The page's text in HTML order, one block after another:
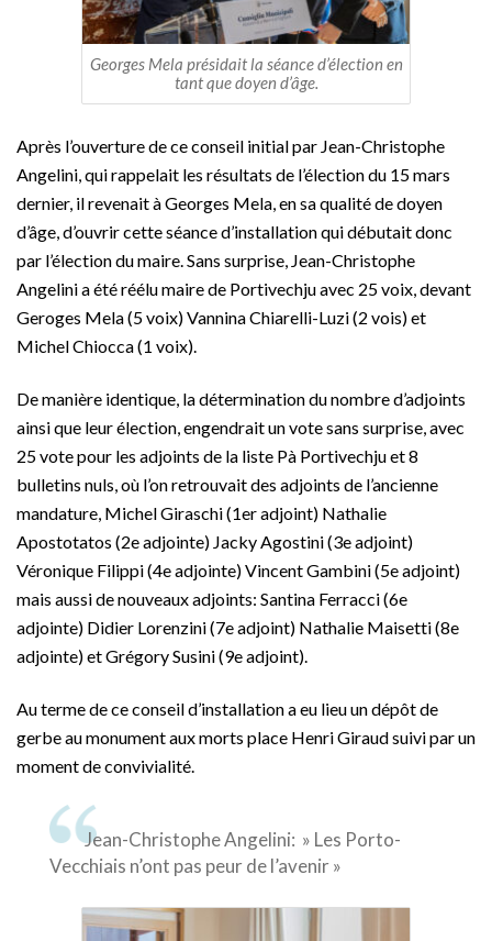
Georges Mela présidait la séance d’élection en
tant que doyen d’âge.
Après l’ouverture de ce conseil initial par Jean-Christophe
Angelini, qui rappelait les résultats de l’élection du 15 mars
dernier, il revenait à Georges Mela, en sa qualité de doyen
d’âge, d’ouvrir cette séance d’installation qui débutait donc
par l’élection du maire. Sans surprise, Jean-Christophe
Angelini a été réélu maire de Portivechju avec 25 voix, devant
Geroges Mela (5 voix) Vannina Chiarelli-Luzi (2 vois) et
Michel Chiocca (1 voix).
De manière identique, la détermination du nombre d’adjoints
ainsi que leur élection, engendrait un vote sans surprise, avec
25 vote pour les adjoints de la liste Pà Portivechju et 8
bulletins nuls, où l’on retrouvait des adjoints de l’ancienne
mandature, Michel Giraschi (1er adjoint) Nathalie
Apostotatos (2e adjointe) Jacky Agostini (3e adjoint)
Véronique Filippi (4e adjointe) Vincent Gambini (5e adjoint)
mais aussi de nouveaux adjoints: Santina Ferracci (6e
adjointe) Didier Lorenzini (7e adjoint) Nathalie Maisetti (8e
adjointe) et Grégory Susini (9e adjoint).
Au terme de ce conseil d’installation a eu lieu un dépôt de
gerbe au monument aux morts place Henri Giraud suivi par un
moment de convivialité.
Jean-Christophe Angelini: » Les Porto-
Vecchiais n’ont pas peur de l’avenir »